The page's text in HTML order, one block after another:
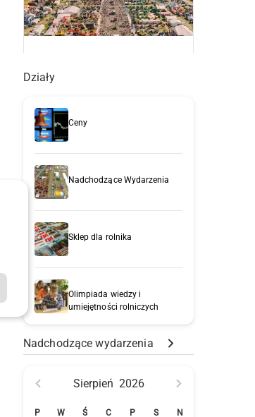
Działy
Ceny
Nadchodzące Wydarzenia
Sklep dla rolnika
Olimpiada wiedzy i
umiejętności rolniczych
Nadchodzące wydarzenia
Sierpień 2026
P W Ś C P S N